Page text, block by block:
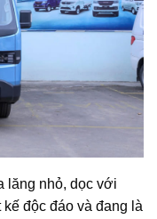
lăng nhỏ, dọc với
độc đáo và đang là